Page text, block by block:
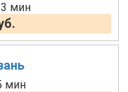
мин
мин